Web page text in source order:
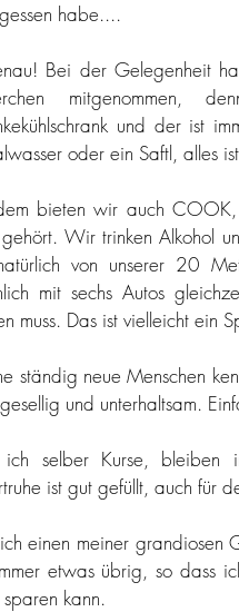
habe....
Bei der Gelegenheit
mitgenommen,
und der ist
oder ein Saftl, alles
bieten wir auch
Wir trinken Alkohol
von unserer 20
mit sechs Autos
muss. Das ist vielleicht ein
ständig neue Menschen
und unterhaltsam.
selber Kurse, bleiben
ist gut gefüllt, auch für
einen meiner grandiosen
etwas übrig, so dass
sparen kann.